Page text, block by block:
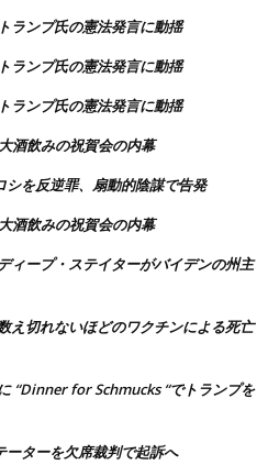
ランプ氏の憲法発言に動揺
ランプ氏の憲法発言に動揺
ランプ氏の憲法発言に動揺
酒飲みの祝賀会の内幕
シを反逆罪、扇動的陰謀で告発
酒飲みの祝賀会の内幕
ィープ・ステイターがバイデンの州主
え切れないほどのワクチンによる死亡
“Dinner for Schmucks “でトランプを
ーターを欠席裁判で起訴へ